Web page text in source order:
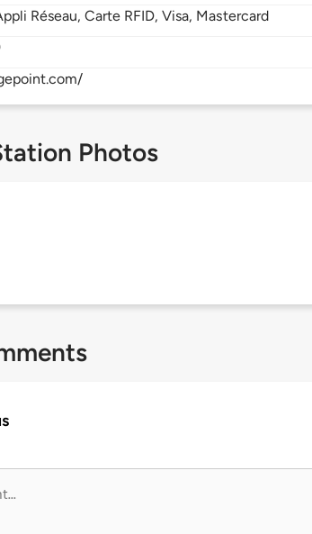
Réseau, Carte RFID, Visa, Mastercard
Photos